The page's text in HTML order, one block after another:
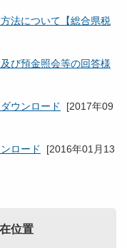
法について【総合県税
び預金照会等の回答様
ウンロード [2017年09
ロード [2016年01月13
位置